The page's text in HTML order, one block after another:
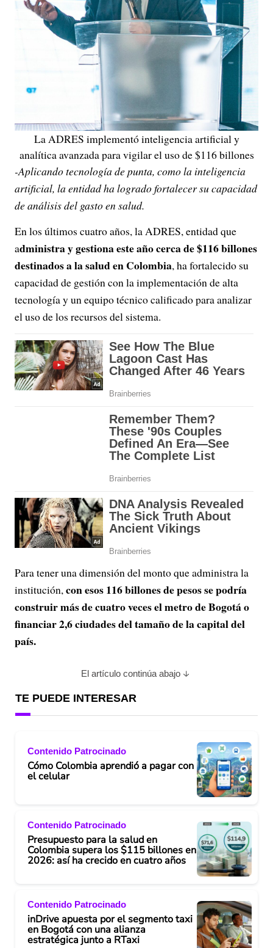
La ADRES implementó inteligencia artificial y
analítica avanzada para vigilar el uso de $116 billones
-Aplicando tecnología de punta, como la inteligencia
artificial, la entidad ha logrado fortalecer su capacidad
de análisis del gasto en salud.
En los últimos cuatro años, la ADRES, entidad que
administra y gestiona este año cerca de $116 billones
destinados a la salud en Colombia, ha fortalecido su
capacidad de gestión con la implementación de alta
tecnología y un equipo técnico calificado para analizar
el uso de los recursos del sistema.
Para tener una dimensión del monto que administra la
institución,con esos 116 billones de pesos se podría
construir más de cuatro veces el metro de Bogotá o
financiar 2,6 ciudades del tamaño de la capital del
país.
El artículo continúa abajo
TE PUEDE INTERESAR
Contenido Patrocinado
Cómo Colombia aprendió a pagar con
el celular
Contenido Patrocinado
Presupuesto para la salud en
Colombia supera los $115 billones en
2026: así ha crecido en cuatro años
Contenido Patrocinado
inDrive apuesta por el segmento taxi
en Bogotá con una alianza
estratégica junto a RTaxi